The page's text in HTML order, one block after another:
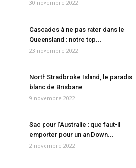
30 novembre 2022
Cascades à ne pas rater dans le
Queensland : notre top...
23 novembre 2022
North Stradbroke Island, le paradis
blanc de Brisbane
9 novembre 2022
Sac pour l’Australie : que faut-il
emporter pour un an Down...
2 novembre 2022